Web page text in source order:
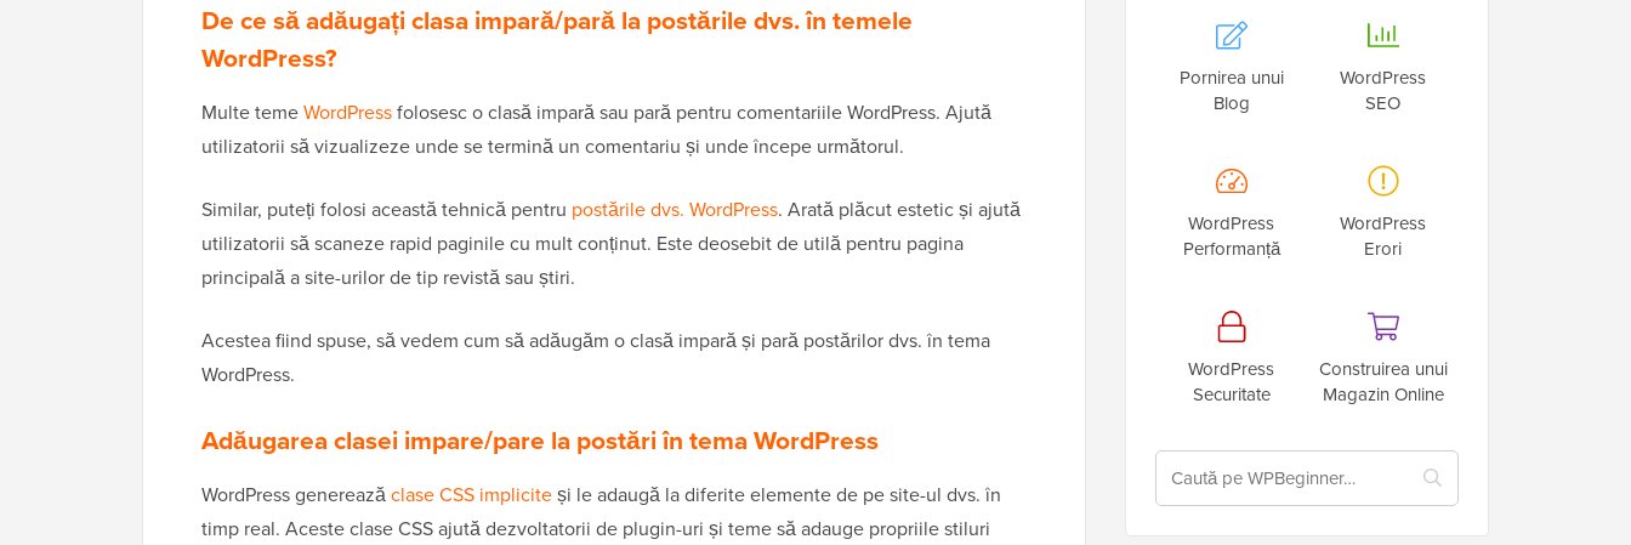
De ce să adăugați clasa impară/pară la postările dvs. în temele
WordPress?
Multe temeWordPressfolosesc o clasă impară sau pară pentru comentariile WordPress. Ajută
utilizatorii să vizualizeze unde se termină un comentariu și unde începe următorul.
Similar, puteți folosi această tehnică pentru postările dvs. WordPress. Arată plăcut estetic și ajută
utilizatorii să scaneze rapid paginile cu mult conținut. Este deosebit de utilă pentru pagina
principală a site-urilor de tip revistă sau știri.
Acestea fiind spuse, să vedem cum să adăugăm o clasă impară și pară postărilor dvs. în tema
WordPress.
Adăugarea clasei impare/pare la postări în tema WordPress
WordPress genereazăclase CSS impliciteși le adaugă la diferite elemente de pe site-ul dvs. în
timp real. Aceste clase CSS ajută dezvoltatorii de plugin-uri și teme să adauge propriile stiluri
Pornirea unui
Blog
WordPress
SEO
WordPress
Performanță
WordPress
Erori
WordPress
Securitate
Construirea unui
Magazin Online